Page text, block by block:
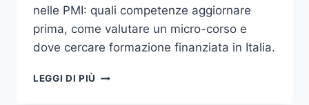
nelle PMI: quali competenze aggiornare
prima, come valutare un micro-corso e
dove cercare formazione finanziata in Italia.
LEGGI DI PIÙ MICRO-